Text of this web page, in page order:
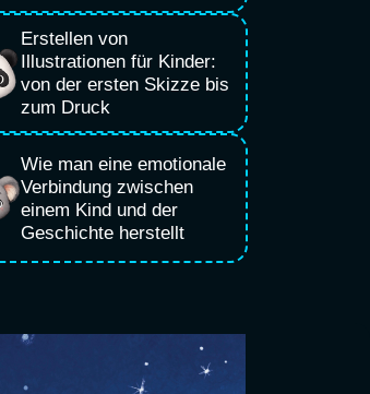
Erstellen von
Illustrationen für Kinder:
von der ersten Skizze bis
zum Druck
Wie man eine emotionale
Verbindung zwischen
einem Kind und der
Geschichte herstellt